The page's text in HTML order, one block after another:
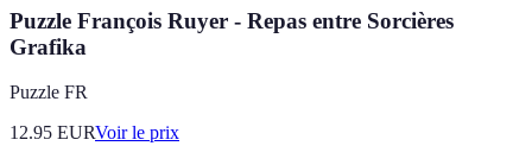
Puzzle François Ruyer - Repas entre Sorcières
Grafika
Puzzle FR
12.95 EURVoir le prix